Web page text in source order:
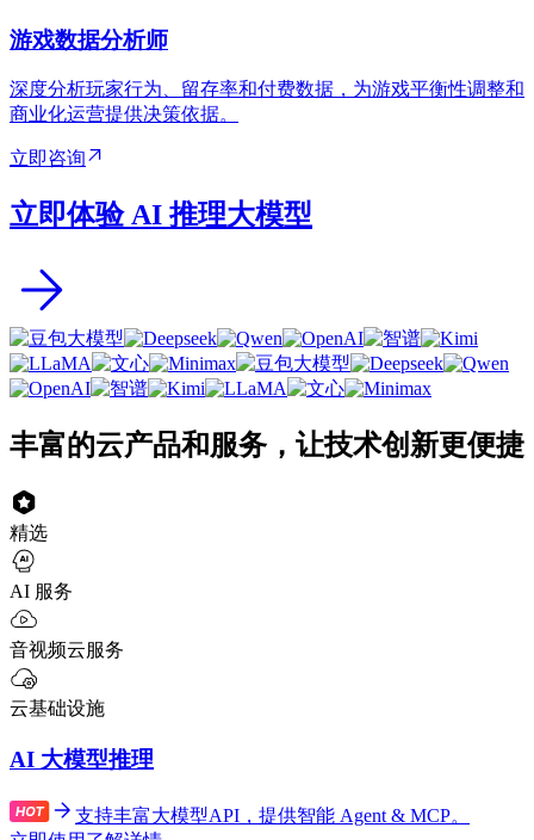
游戏数据分析师
深度分析玩家行为、留存率和付费数据，为游戏平衡性调整和
商业化运营提供决策依据。
立即咨询
立即体验 AI 推理大模型
丰富的云产品和服务，让技术创新更便捷
精选
AI 服务
音视频云服务
云基础设施
AI 大模型推理
支持丰富大模型API，提供智能 Agent & MCP。